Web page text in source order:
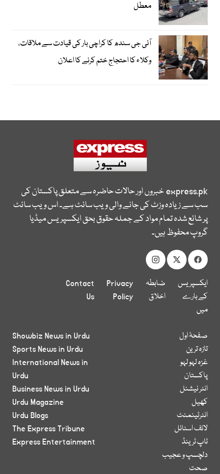
معطل
آئی جی سندھ کا کراچی بار کی قیادت سے ملاقات،
وکلاء کا احتجاج ختم کرنے کا اعلان
express.pkخبروں اور حالات حاضرہ سے متعلق پاکستان کی
سب سے زیادہ وزٹ کی جانے والی ویب سائٹ ہے۔ اس ویب سائٹ
پر شائع شدہ تمام مواد کے جملہ حقوق بحق ایکسپریس میڈیا
گروپ محفوظ ہیں۔
ایکسپریس
کے بارے
میں
ضابطہ
اخلاق
Privacy
Policy
Contact
Us
صفحۂ اول
تازہ ترین
غزہ لہو لہو
پاکستان
انٹر نیشنل
کھیل
انٹرٹینمنٹ
لائف اسٹائل
ٹاپ ٹرینڈ
دلچسپ و عجیب
صحت
Showbiz News in Urdu
Sports News in Urdu
International News in
Urdu
Business News in Urdu
Urdu Magazine
Urdu Blogs
The Express Tribune
Express Entertainment